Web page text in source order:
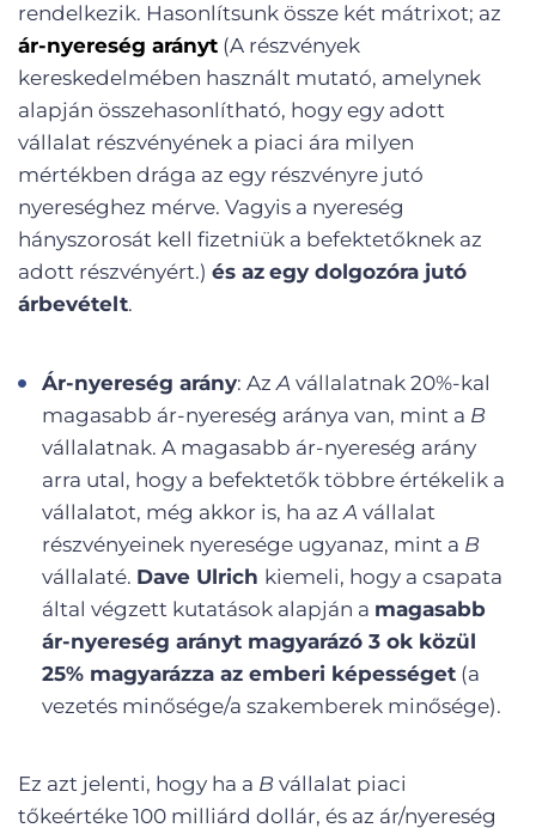
rendelkezik. Hasonlítsunk össze két mátrixot; az
ár-nyereség arányt (A részvények
kereskedelmében használt mutató, amelynek
alapján összehasonlítható, hogy egy adott
vállalat részvényének a piaci ára milyen
mértékben drága az egy részvényre jutó
nyereséghez mérve. Vagyis a nyereség
hányszorosát kell fizetniük a befektetőknek az
adott részvényért.) és az egy dolgozóra jutó
árbevételt.
Ár-nyereség arány: Az A vállalatnak 20%-kal
magasabb ár-nyereség aránya van, mint a B
vállalatnak. A magasabb ár-nyereség arány
arra utal, hogy a befektetők többre értékelik a
vállalatot, még akkor is, ha az A vállalat
részvényeinek nyeresége ugyanaz, mint a B
vállalaté. Dave Ulrich kiemeli, hogy a csapata
által végzett kutatások alapján a magasabb
ár-nyereség arányt magyarázó 3 ok közül
25% magyarázza az emberi képességet (a
vezetés minősége/a szakemberek minősége).
Ez azt jelenti, hogy ha a B vállalat piaci
tőkeértéke 100 milliárd dollár, és az ár/nyereség